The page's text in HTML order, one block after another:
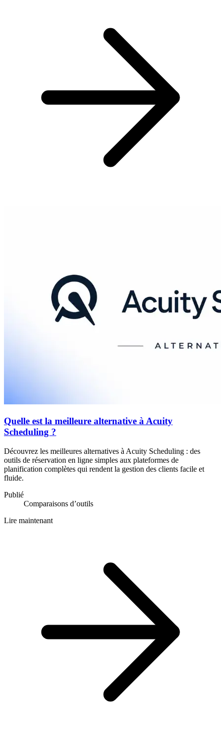
Quelle est la meilleure alternative à Acuity
Scheduling ?
Découvrez les meilleures alternatives à Acuity Scheduling : des
outils de réservation en ligne simples aux plateformes de
planification complètes qui rendent la gestion des clients facile et
fluide.
Publié
Comparaisons d’outils
Lire maintenant